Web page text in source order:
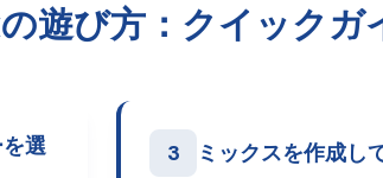
遊び方：クイックガ
選
3 ミックスを作成し